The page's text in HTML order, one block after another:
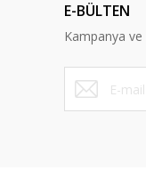
Ürün
Ürün
Bu
E-BÜLTEN
Kampanya